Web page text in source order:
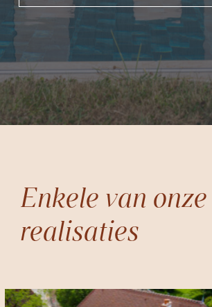
Enkele van
realisaties